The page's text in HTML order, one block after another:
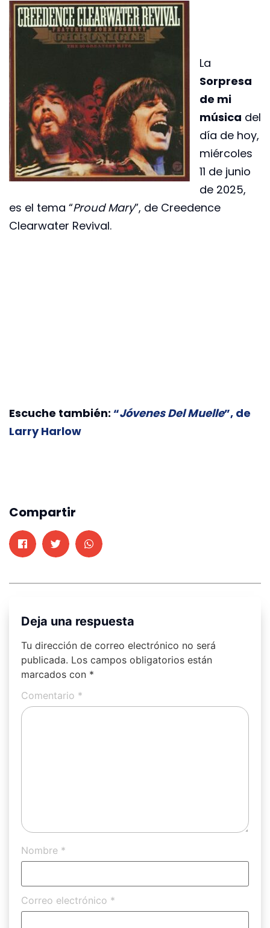
La
Sorpresa
de mi
música del
día de hoy,
miércoles
11 de junio
de 2025,
es el tema “Proud Mary”, de Creedence
Clearwater Revival.
Escuche también: “Jóvenes Del Muelle”, de
Larry Harlow
Compartir
Deja una respuesta
Tu dirección de correo electrónico no será
publicada. Los campos obligatorios están
marcados con *
Comentario *
Nombre *
Correo electrónico *